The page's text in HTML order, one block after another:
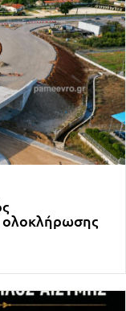
ολοκλήρωσης